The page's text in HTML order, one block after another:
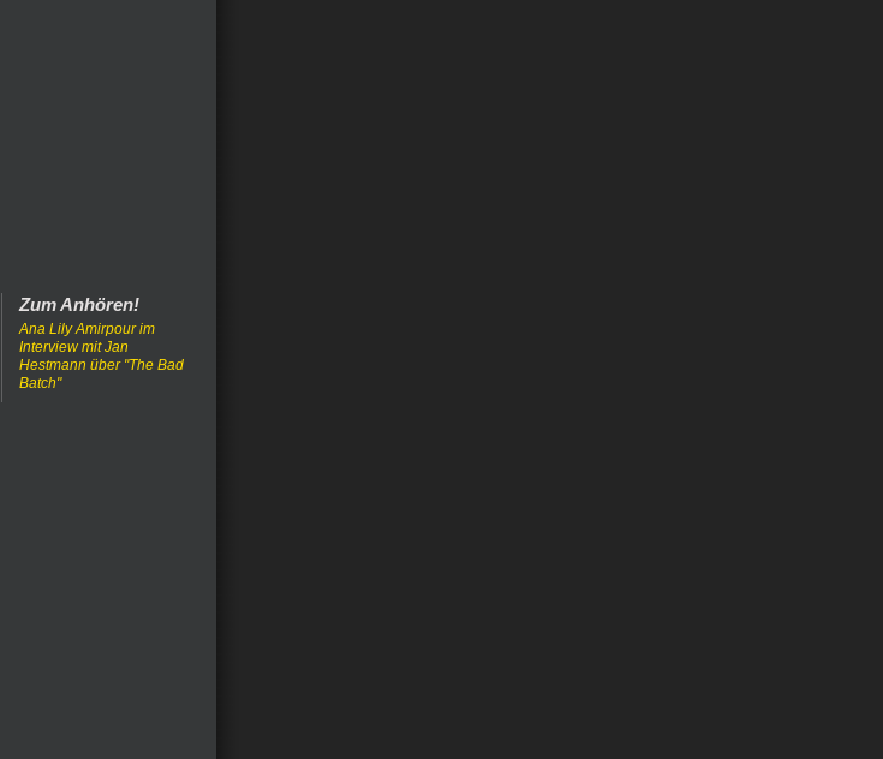
Zum Anhören!
Ana Lily Amirpour im
Interview mit Jan
Hestmann über "The Bad
Batch"